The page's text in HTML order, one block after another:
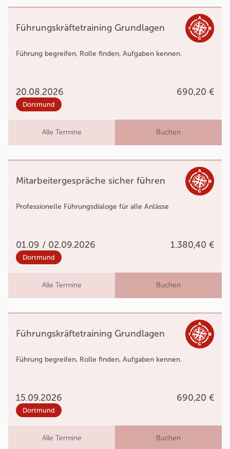
Führungskräftetraining Grundlagen
Führung begreifen, Rolle finden, Aufgaben kennen.
20.08.2026 690,20 €
Dortmund
Alle Termine Buchen
Mitarbeitergespräche sicher führen
Professionelle Führungsdialoge für alle Anlässe
01.09 / 02.09.2026 1.380,40 €
Dortmund
Alle Termine Buchen
Führungskräftetraining Grundlagen
Führung begreifen, Rolle finden, Aufgaben kennen.
15.09.2026 690,20 €
Dortmund
Alle Termine Buchen